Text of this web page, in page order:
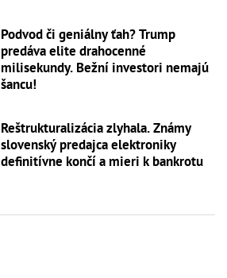
Podvod či geniálny ťah? Trump
predáva elite drahocenné
milisekundy. Bežní investori nemajú
šancu!
Reštrukturalizácia zlyhala. Známy
slovenský predajca elektroniky
definitívne končí a mieri k bankrotu